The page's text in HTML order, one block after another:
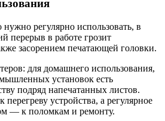
регулярно использовать, в
перерыв в работе грозит
засорением печатающей головки.
для домашнего использования,
установок есть
подряд напечатанных листов.
устройства, а регулярное
— к поломкам и ремонту.